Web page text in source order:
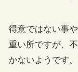
得意ではない事
重い所ですが、
かないようです。